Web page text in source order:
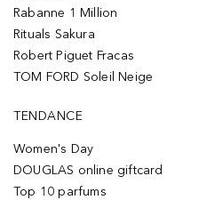
Rabanne 1 Million
Rituals Sakura
Robert Piguet Fracas
TOM FORD Soleil Neige
TENDANCE
Women's Day
DOUGLAS online giftcard
Top 10 parfums